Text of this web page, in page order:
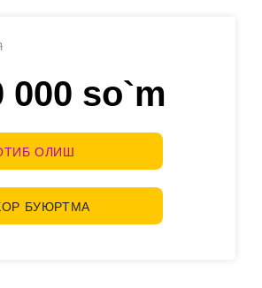
000 so`m
ОЛИШ
БУЮРТМА